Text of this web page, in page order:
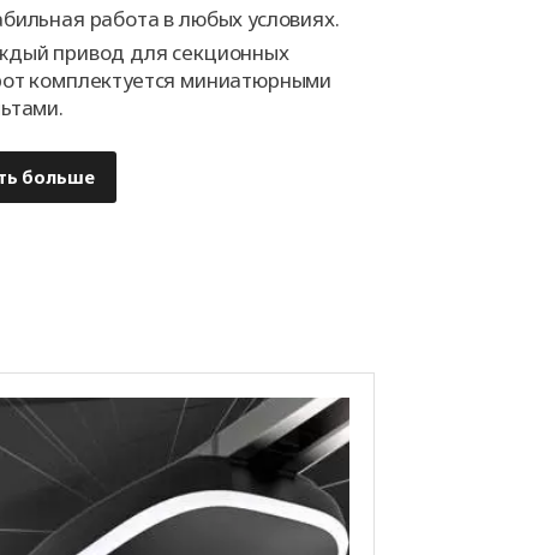
работа в любых условиях.
привод для секционных
комплектуется миниатюрными
больше